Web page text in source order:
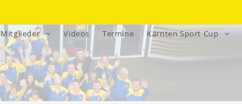
Mitglieder Videos Termine Kärnten Sport Cup